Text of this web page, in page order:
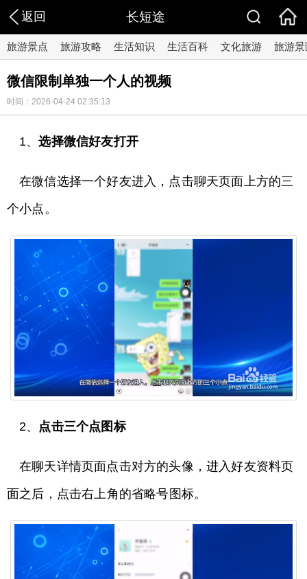
返回 长短途
旅游景点 旅游攻略 生活知识 生活百科 文化旅游 旅游景
微信限制单独一个人的视频
时间：2026-04-24 02:35:13
1、选择微信好友打开
在微信选择一个好友进入，点击聊天页面上方的三
个小点。
2、 点击三个点图标
在聊天详情页面点击对方的头像，进入好友资料页
面之后，点击右上角的省略号图标。